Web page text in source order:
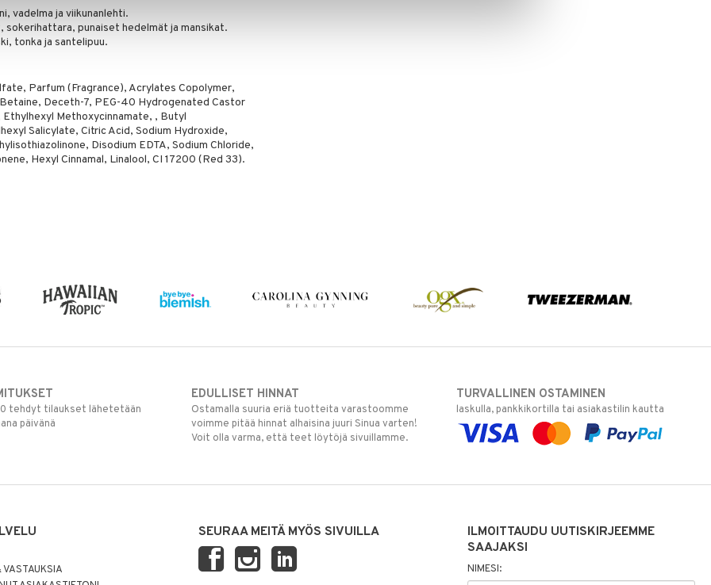
vadelma ja viikunanlehti.
sokerihattara, punaiset hedelmät ja mansikat.
tonka ja santelipuu.
Parfum (Fragrance), Acrylates Copolymer,
Deceth-7, PEG-40 Hydrogenated Castor
Methoxycinnamate, , Butyl
Salicylate, Citric Acid, Sodium Hydroxide,
Disodium EDTA, Sodium Chloride,
Hexyl Cinnamal, Linalool, CI 17200 (Red 33).
tehdyt tilaukset lähetetään
päivänä
EDULLISET HINNAT
Ostamalla suuria eriä tuotteita varastoomme
voimme pitää hinnat alhaisina juuri Sinua varten!
Voit olla varma, että teet löytöjä sivuillamme.
TURVALLINEN OSTAMINEN
laskulla, pankkikortilla tai asiakastilin kautta
SEURAA MEITÄ MYÖS SIVUILLA
ILMOITTAUDU UUTISKIRJEEMME
SAAJAKSI
NIMESI: